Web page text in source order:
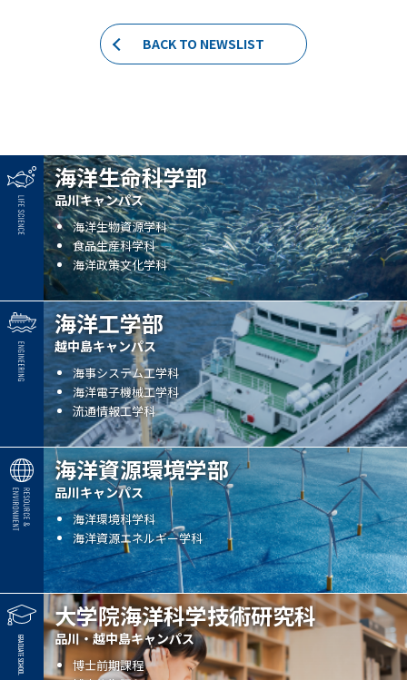
BACK TO NEWSLIST
海洋生命科学部
品川キャンパス
海洋生物資源学科
食品生産科学科
海洋政策文化学科
海洋工学部
越中島キャンパス
海事システム工学科
海洋電子機械工学科
流通情報工学科
海洋資源環境学部
品川キャンパス
海洋環境科学科
海洋資源エネルギー学科
大学院海洋科学技術研究科
品川・越中島キャンパス
博士前期課程